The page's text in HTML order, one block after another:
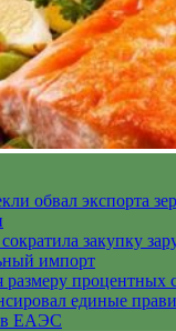
обвал экспорта
закупку
импорт
размеру
единые
в ЕАЭС